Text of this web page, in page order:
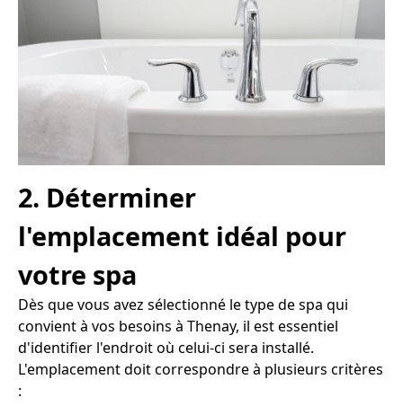
2. Déterminer
l'emplacement idéal pour
votre spa
Dès que vous avez sélectionné le type de spa qui
convient à vos besoins à Thenay, il est essentiel
d'identifier l'endroit où celui-ci sera installé.
L'emplacement doit correspondre à plusieurs critères
: